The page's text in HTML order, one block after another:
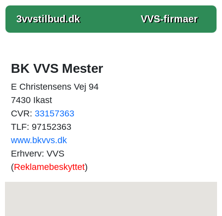
3vvstilbud.dk VVS-firmaer
BK VVS Mester
E Christensens Vej 94
7430 Ikast
CVR: 33157363
TLF: 97152363
www.bkvvs.dk
Erhverv: VVS
(Reklamebeskyttet)